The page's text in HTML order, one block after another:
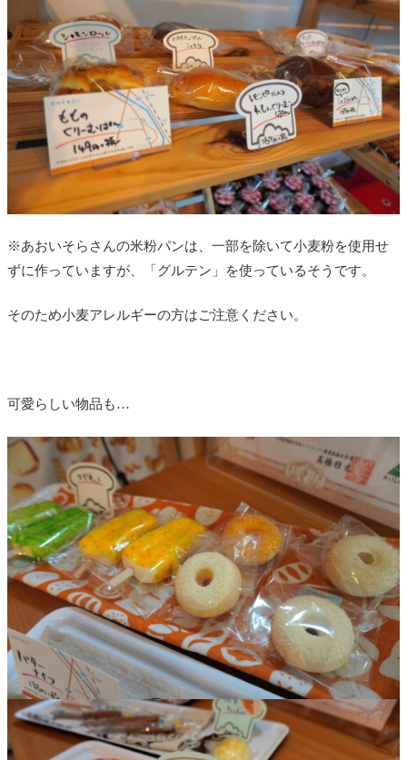
※あおいそらさんの米粉パンは、一部を除いて小麦粉を使用せ
ずに作っていますが、「グルテン」を使っているそうです。
そのため小麦アレルギーの方はご注意ください。
可愛らしい物品も…